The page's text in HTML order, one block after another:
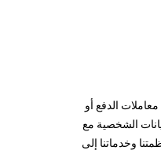
الدفع أو
الشخصية مع
وخدماتنا إلى